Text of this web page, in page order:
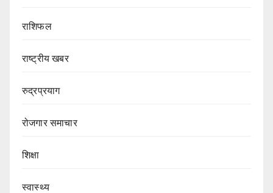
राशिफल
राष्ट्रीय खबर
रुद्रप्रयाग
रोजगार समाचार
शिक्षा
स्वास्थ्य